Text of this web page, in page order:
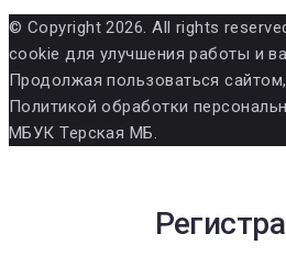
© Copyright 2026. All rights
cookie для улучшения работы и
Продолжая пользоваться
Политикой обработки
МБУК Терская МБ.